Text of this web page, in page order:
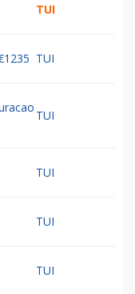
TUI
TUI
TUI
TUI
TUI
TUI